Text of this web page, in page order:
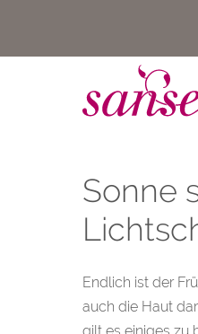
Sonne
Endlich ist der
auch die Haut